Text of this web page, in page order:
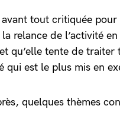
tout critiquée
relance de l’activité
qu’elle tente de
qui est le plus mis en
quelques thèmes